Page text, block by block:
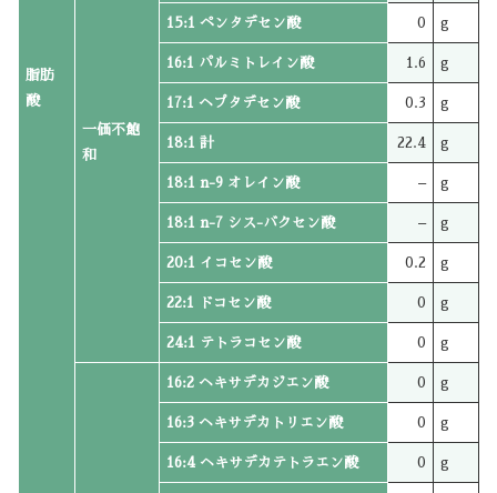
脂肪
酸
一価不飽
和
15:1 ペンタデセン酸 0 g
16:1 パルミトレイン酸 1.6 g
17:1 ヘプタデセン酸 0.3 g
18:1 計 22.4 g
18:1 n-9 オレイン酸 – g
18:1 n-7 シス-バクセン酸 – g
20:1 イコセン酸 0.2 g
22:1 ドコセン酸 0 g
24:1 テトラコセン酸 0 g
16:2 ヘキサデカジエン酸 0 g
16:3 ヘキサデカトリエン酸 0 g
16:4 ヘキサデカテトラエン酸 0 g